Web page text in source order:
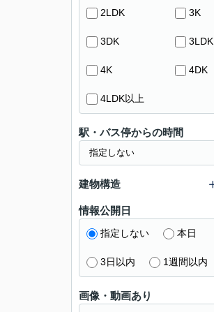
2LDK 3K
3DK 3LDK
4K 4DK
4LDK以上
駅・バス停からの時間
建物構造
情報公開日
指定しない 本日
3日以内 1週間以内
画像・動画あり